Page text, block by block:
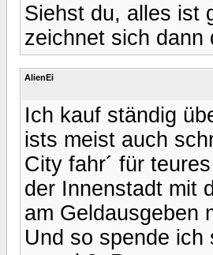
Siehst du, alles ist
zeichnet sich
AlienEi
Ich kauf ständig
ists meist auch
City fahr´ für
der Innenstadt mit
am Geldausgeben
Und so spende ich